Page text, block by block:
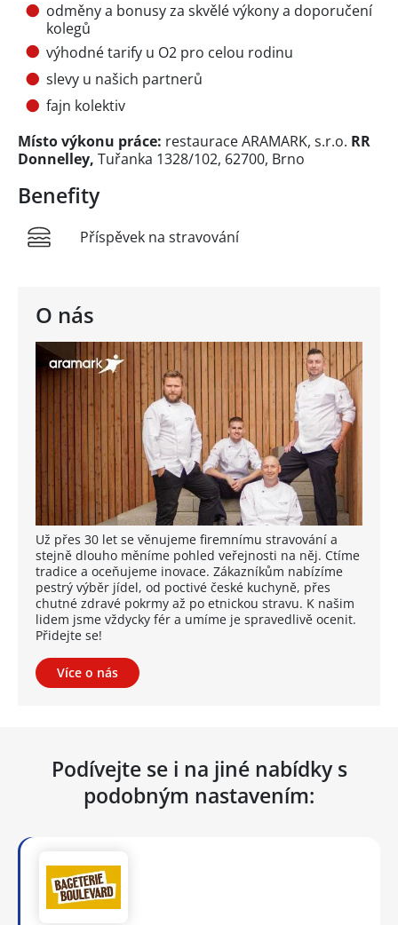
O nás
Už přes 30 let se věnujeme firemnímu stravování a
stejně dlouho měníme pohled veřejnosti na něj. Ctíme
tradice a oceňujeme inovace. Zákazníkům nabízíme
pestrý výběr jídel, od poctivé české kuchyně, přes
chutné zdravé pokrmy až po etnickou stravu. K našim
lidem jsme vždycky fér a umíme je spravedlivě ocenit.
Přidejte se!
Více o nás
odměny a bonusy za skvělé výkony a doporučení
kolegů
výhodné tarify u O2 pro celou rodinu
slevy u našich partnerů
fajn kolektiv
Místo výkonu práce: restaurace ARAMARK, s.r.o. RR
Donnelley, Tuřanka 1328/102, 62700, Brno
Benefity
Příspěvek na stravování
Podívejte se i na jiné nabídky s
podobným nastavením: